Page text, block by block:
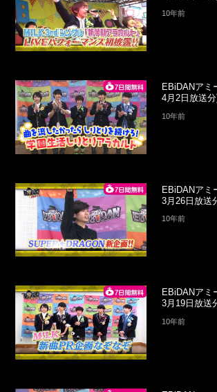
10年前
EBiDANアミ
4月2日放送
10年前
EBiDANアミ
3月26日放送
10年前
EBiDANアミ
3月19日放送
10年前